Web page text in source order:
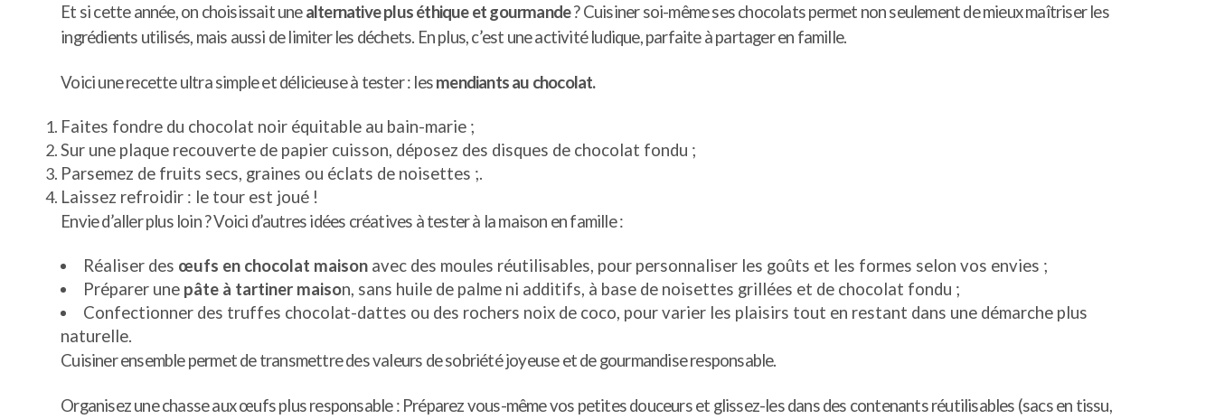
Et si cette année, on choisissait unealternative plus éthique et gourmande? Cuisiner soi-même ses chocolats permet non seulement de mieux maîtriser les
ingrédients utilisés, mais aussi de limiter les déchets. En plus, c’est une activité ludique, parfaite à partager en famille.
Voici une recette ultra simple et délicieuse à tester : lesmendiants au chocolat.
Faites fondre du chocolat noir équitable au bain-marie ;
Sur une plaque recouverte de papier cuisson, déposez des disques de chocolat fondu ;
Parsemez de fruits secs, graines ou éclats de noisettes ;.
Laissez refroidir : le tour est joué !
Envie d’aller plus loin ? Voici d’autres idées créatives à tester à la maison en famille :
Réaliser des œufs en chocolat maison avec des moules réutilisables, pour personnaliser les goûts et les formes selon vos envies ;
Préparer une pâte à tartiner maison, sans huile de palme ni additifs, à base de noisettes grillées et de chocolat fondu ;
Confectionner des truffes chocolat-dattes ou des rochers noix de coco, pour varier les plaisirs tout en restant dans une démarche plus
naturelle.
Cuisiner ensemble permet de transmettre des valeurs de sobriété joyeuse et de gourmandise responsable.
Organisez une chasse aux œufs plus responsable : Préparez vous-même vos petites douceurs et glissez-les dans des contenants réutilisables (sacs en tissu,